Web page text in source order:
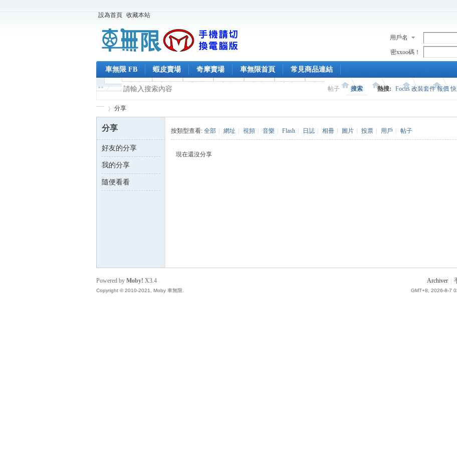
設為首頁 收藏本站
用戶名
密xxoo碼！
車無限 FB 蝦皮賣場 奇摩賣場 車無限首頁 常見商品連結
帖子 搜索 熱搜: Focus 改裝套件 報價
車 ›
分享
分享
好友的分享
我的分享
隨便看看
按類型查看: 全部 網址 視頻 音樂 Flash 日誌 相冊 圖片 投票 用戶 帖子
現在還沒分享
Archiver
GMT+8, 2026-8-7
Powered by Moby! X3.4
Copyright © 2010-2021, Moby 車無限.